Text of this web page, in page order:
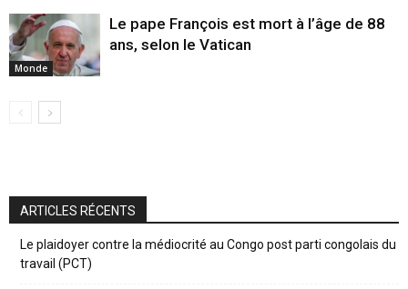
Monde
Le pape François est mort à l’âge de 88
ans, selon le Vatican
ARTICLES RÉCENTS
Le plaidoyer contre la médiocrité au Congo post parti congolais du
travail (PCT)